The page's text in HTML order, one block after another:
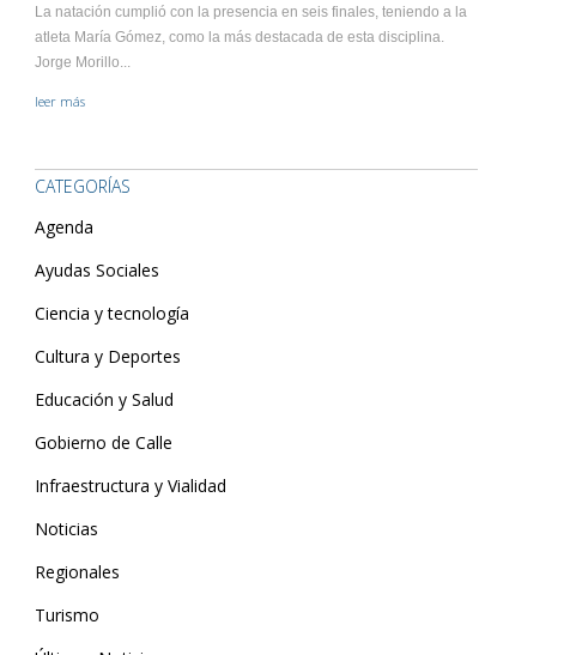
La natación cumplió con la presencia en seis finales, teniendo a la
atleta María Gómez, como la más destacada de esta disciplina.
Jorge Morillo...
leer más
CATEGORÍAS
Agenda
Ayudas Sociales
Ciencia y tecnología
Cultura y Deportes
Educación y Salud
Gobierno de Calle
Infraestructura y Vialidad
Noticias
Regionales
Turismo